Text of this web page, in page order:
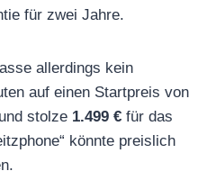
für zwei Jahre.
allerdings kein
auf einen Startpreis von
stolze 1.499 € für das
könnte preislich